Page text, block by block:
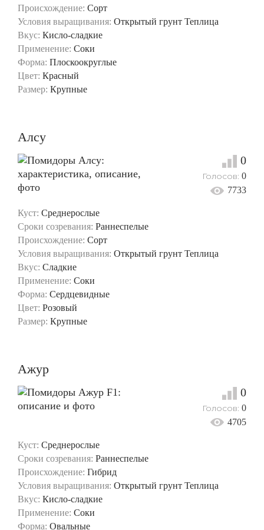
Происхождение: Сорт
Условия выращивания: Открытый грунт Теплица
Вкус: Кисло-сладкие
Применение: Соки
Форма: Плоскоокруглые
Цвет: Красный
Размер: Крупные
Алсу
Куст: Среднерослые
Сроки созревания: Раннеспелые
Происхождение: Сорт
Условия выращивания: Открытый грунт Теплица
Вкус: Сладкие
Применение: Соки
Форма: Сердцевидные
Цвет: Розовый
Размер: Крупные
0
Голосов: 0
7733
Ажур
Куст: Среднерослые
Сроки созревания: Раннеспелые
Происхождение: Гибрид
Условия выращивания: Открытый грунт Теплица
Вкус: Кисло-сладкие
Применение: Соки
Форма: Овальные
0
Голосов: 0
4705